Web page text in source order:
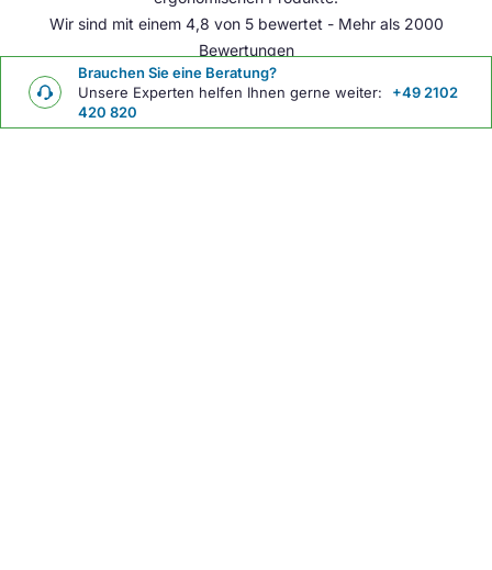
Brauchen Sie eine Beratung?
Unsere Experten helfen Ihnen gerne weiter:
+49 2102
420 820
Wir sind mit einem 4,8 von 5 bewertet - Mehr als 2000
Bewertungen